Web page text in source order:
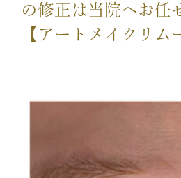
の修正は当院へお任
【アートメイクリム